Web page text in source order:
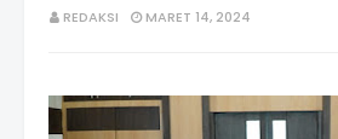
REDAKSI MARET 14, 2024